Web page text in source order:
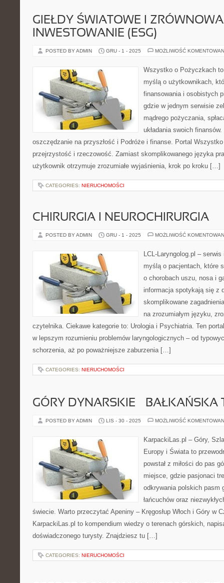
GIEŁDY ŚWIATOWE I
INWESTOWANIE (ESG)
POSTED BY ADMIN GRU - 1 - 2025 MOŻLIWOŚĆ
Wszystko o Pożyczkach
myślą o użytkownikach,
finansowania i osobistych
gdzie w jednym serwisie
mądrego pożyczania,
układania swoich
oszczędzanie na przyszłość i Podróże i finanse. Portal
przejrzystość i rzeczowość. Zamiast skomplikowanego języka
użytkownik otrzymuje zrozumiałe wyjaśnienia, krok po kroku […]
CATEGORIES: NIERUCHOMOŚCI
CHIRURGIA I NEUROCHIRURGIA
POSTED BY ADMIN GRU - 1 - 2025 MOŻLIWOŚĆ
LCL-Laryngolog.pl –
myślą o pacjentach, które
o chorobach uszu, nosa i
informacja spotykają się z
skomplikowane
na zrozumiałym języku,
czytelnika. Ciekawe kategorie to: Urologia i Psychiatria. Ten
w lepszym rozumieniu problemów laryngologicznych – od
schorzenia, aż po poważniejsze zaburzenia […]
CATEGORIES: NIERUCHOMOŚCI
GÓRY DYNARSKIE – BAŁKAŃSKA
POSTED BY ADMIN LIS - 30 - 2025 MOŻLIWOŚĆ
KarpackiLas.pl – Góry,
Europy i Świata to
powstał z miłości do pas
miejsce, gdzie pasjonaci
odkrywania polskich pasm
łańcuchów oraz
świecie. Warto przeczytać Apeniny – Kręgosłup Włoch i Góry w
KarpackiLas.pl to kompendium wiedzy o terenach górskich,
doświadczonego turysty. Znajdziesz tu […]
CATEGORIES: NIERUCHOMOŚCI